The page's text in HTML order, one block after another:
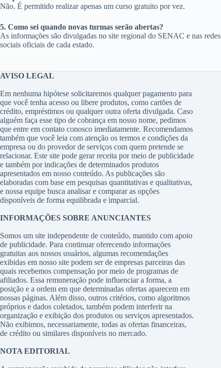
Não. É permitido realizar apenas um curso gratuito por vez.
5. Como sei quando novas turmas serão abertas?
As informações são divulgadas no site regional do SENAC e nas redes
sociais oficiais de cada estado.
AVISO LEGAL
Em nenhuma hipótese solicitaremos qualquer pagamento para
que você tenha acesso ou libere produtos, como cartões de
crédito, empréstimos ou qualquer outra oferta divulgada. Caso
alguém faça esse tipo de cobrança em nosso nome, pedimos
que entre em contato conosco imediatamente. Recomendamos
também que você leia com atenção os termos e condições da
empresa ou do provedor de serviços com quem pretende se
relacionar. Este site pode gerar receita por meio de publicidade
e também por indicações de determinados produtos
apresentados em nosso conteúdo. As publicações são
elaboradas com base em pesquisas quantitativas e qualitativas,
e nossa equipe busca analisar e comparar as opções
disponíveis de forma equilibrada e imparcial.
INFORMAÇÕES SOBRE ANUNCIANTES
Somos um site independente de conteúdo, mantido com apoio
de publicidade. Para continuar oferecendo informações
gratuitas aos nossos usuários, algumas recomendações
exibidas em nosso site podem ser de empresas parceiras das
quais recebemos compensação por meio de programas de
afiliados. Essa remuneração pode influenciar a forma, a
posição e a ordem em que determinadas ofertas aparecem em
nossas páginas. Além disso, outros critérios, como algoritmos
próprios e dados coletados, também podem interferir na
organização e exibição dos produtos ou serviços apresentados.
Não exibimos, necessariamente, todas as ofertas financeiras,
de crédito ou similares disponíveis no mercado.
NOTA EDITORIAL